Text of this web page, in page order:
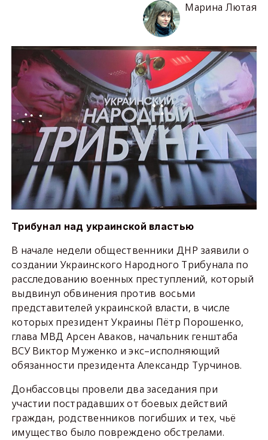
Марина Лютая
Трибунал над украинской властью
В начале недели общественники ДНР заявили о
создании Украинского Народного Трибунала по
расследованию военных преступлений, который
выдвинул обвинения против восьми
представителей украинской власти, в числе
которых президент Украины Пётр Порошенко,
глава МВД Арсен Аваков, начальник генштаба
ВСУ Виктор Муженко и экс–исполняющий
обязанности президента Александр Турчинов.
Донбассовцы провели два заседания при
участии пострадавших от боевых действий
граждан, родственников погибших и тех, чьё
имущество было повреждено обстрелами.